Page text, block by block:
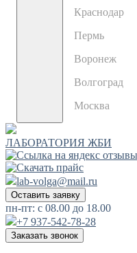
Краснодар
Пермь
Воронеж
Волгоград
Москва
ЛАБОРАТОРИЯ ЖБИ
lab-volga@mail.ru
Оставить заявку
пн-пт: с 08.00 до 18.00
+7 937-542-78-28
Заказать звонок